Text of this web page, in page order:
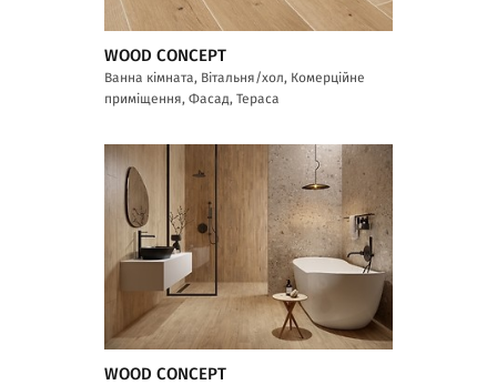
WOOD CONCEPT
Ванна кімната, Вітальня/хол, Комерційне
приміщення, Фасад, Тераса
WOOD CONCEPT